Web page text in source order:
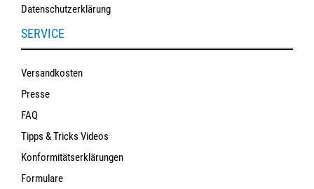
Datenschutzerklärung
SERVICE
Versandkosten
Presse
FAQ
Tipps & Tricks Videos
Konformitätserklärungen
Formulare